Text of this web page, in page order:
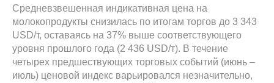
Средневзвешенная индикативная цена на
молокопродукты снизилась по итогам торгов до 3 343
USD/т, оставаясь на 37% выше соответствующего
уровня прошлого года (2 436 USD/т). В течение
четырех предшествующих торговых событий (июнь –
июль) ценовой индекс варьировался незначительно,